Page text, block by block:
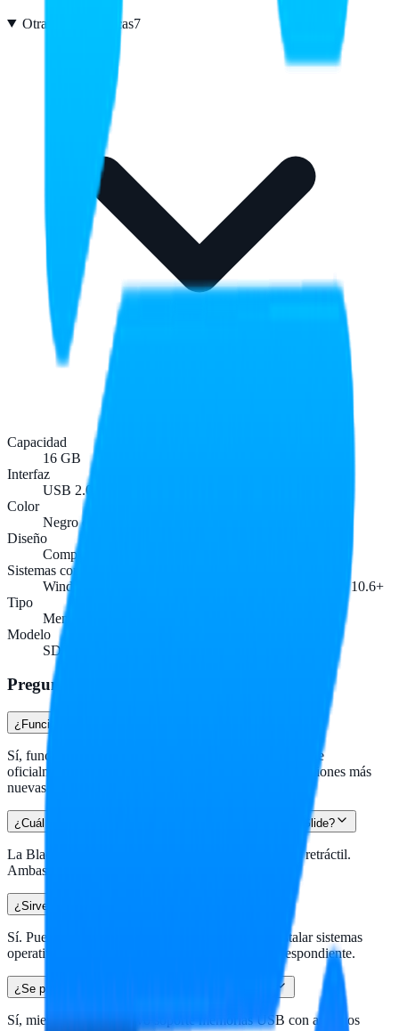
Otras características7
Capacidad
16 GB
Interfaz
USB 2.0
Color
Negro con rojo
Diseño
Compacto de bolsillo
Sistemas compatibles
Windows Vista · Windows 7 · Windows 8 · macOS X 10.6+
Tipo
Memoria flash USB
Modelo
SDCZ50-016G-B35
Preguntas frecuentes
¿Funciona en Windows 11?
Sí, funciona en versiones modernas de Windows aunque
oficialmente está certificada hasta Windows 8. Las versiones más
nuevas la reconocen automáticamente.
¿Cuál es la diferencia entre la Cruzer Blade y la Cruzer Glide?
La Blade es más compacta tipo monolito, la Glide es retráctil.
Ambas son USB 2.0 con desempeño similar.
¿Sirve para arrancar Windows o Linux?
Sí. Puede usarse como medio de arranque para instalar sistemas
operativos, formateándola con la herramienta correspondiente.
¿Se puede usar en TV inteligente o radio de auto?
Sí, mientras el dispositivo soporte memorias USB con archivos